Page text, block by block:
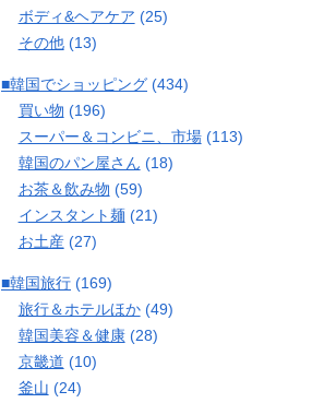
ボディ&ヘアケア (25)
その他(13)
■韓国でショッピング (434)
買い物 (196)
スーパー＆コンビニ、市場(113)
韓国のパン屋さん (18)
お茶＆飲み物 (59)
インスタント麺(21)
お土産(27)
■韓国旅行 (169)
旅行＆ホテルほか(49)
韓国美容＆健康(28)
京畿道 (10)
釜山 (24)